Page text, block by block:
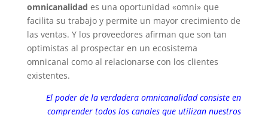
omnicanalidad es una oportunidad «omni» que
facilita su trabajo y permite un mayor crecimiento de
las ventas. Y los proveedores afirman que son tan
optimistas al prospectar en un ecosistema
omnicanal como al relacionarse con los clientes
existentes.
El poder de la verdadera omnicanalidad consiste en
comprender todos los canales que utilizan nuestros